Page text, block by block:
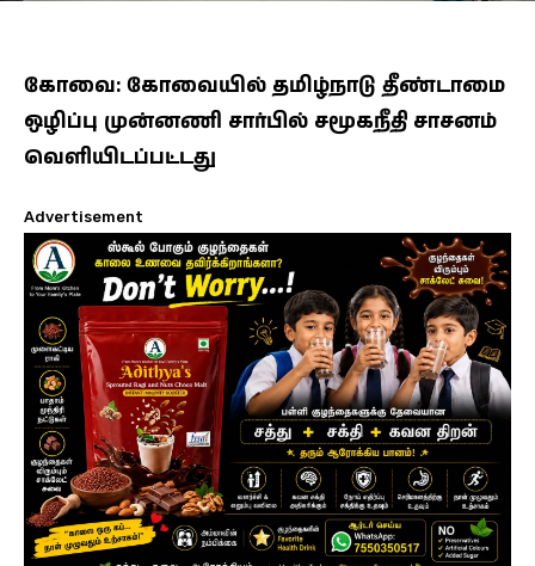
கோவை: கோவையில் தமிழ்நாடு தீண்டாமை
ஒழிப்பு முன்னணி சார்பில் சமூகநீதி சாசனம்
வெளியிடப்பட்டது
Advertisement